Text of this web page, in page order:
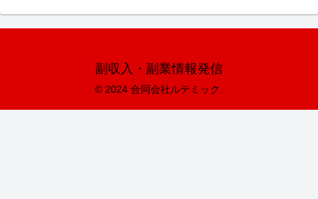
副収入・副業情報発信
© 2024 合同会社ルテミック.